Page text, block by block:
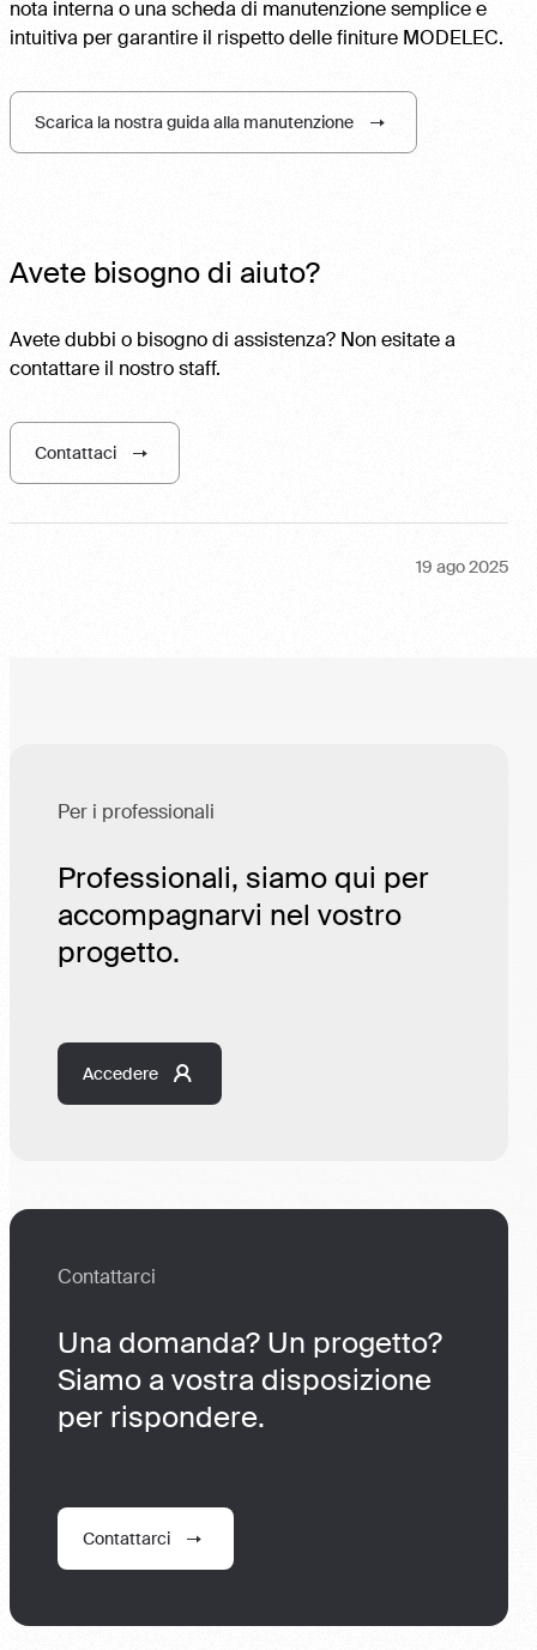
nota interna o una scheda di manutenzione semplice e
intuitiva per garantire il rispetto delle finiture MODELEC.
Scarica la nostra guida alla manutenzione
Avete bisogno di aiuto?
Avete dubbi o bisogno di assistenza? Non esitate a
contattare il nostro staff.
Contattaci
19 ago 2025
Per i professionali
Professionali, siamo qui per
accompagnarvi nel vostro
progetto.
Accedere
Contattarci
Una domanda? Un progetto?
Siamo a vostra disposizione
per rispondere.
Contattarci